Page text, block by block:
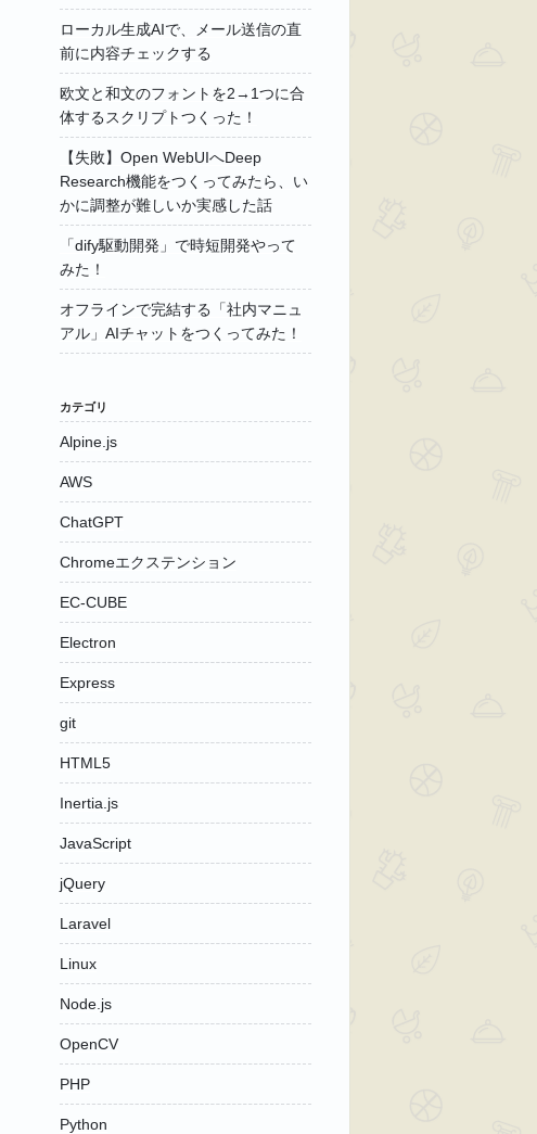
ローカル生成AIで、メール送信の直
前に内容チェックする
欧文と和文のフォントを2→1つに合
体するスクリプトつくった！
【失敗】Open WebUIへDeep
Research機能をつくってみたら、い
かに調整が難しいか実感した話
「dify駆動開発」で時短開発やって
みた！
オフラインで完結する「社内マニュ
アル」AIチャットをつくってみた！
カテゴリ
Alpine.js
AWS
ChatGPT
Chromeエクステンション
EC-CUBE
Electron
Express
git
HTML5
Inertia.js
JavaScript
jQuery
Laravel
Linux
Node.js
OpenCV
PHP
Python